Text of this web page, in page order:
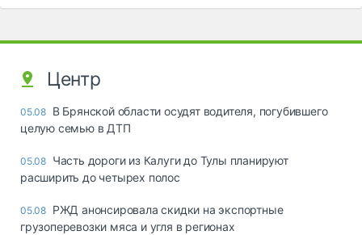
Центр
05.08 В Брянской области осудят водителя, погубившего
целую семью в ДТП
05.08 Часть дороги из Калуги до Тулы планируют
расширить до четырех полос
05.08 РЖД анонсировала скидки на экспортные
грузоперевозки мяса и угля в регионах